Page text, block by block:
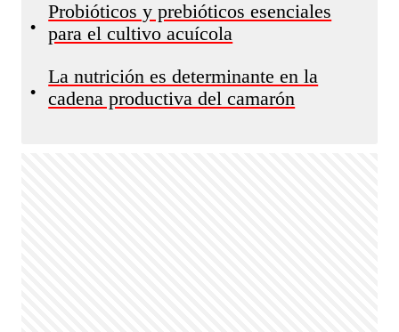
•
Probióticos y prebióticos esenciales
para el cultivo acuícola
•
La nutrición es determinante en la
cadena productiva del camarón